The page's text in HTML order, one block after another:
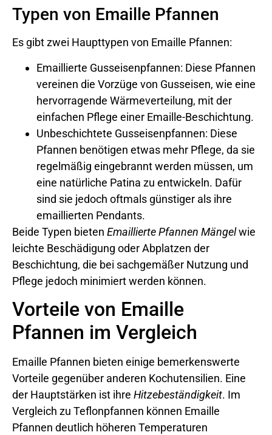
Typen von Emaille Pfannen
Es gibt zwei Haupttypen von Emaille Pfannen:
Emaillierte Gusseisenpfannen: Diese Pfannen
vereinen die Vorzüge von Gusseisen, wie eine
hervorragende Wärmeverteilung, mit der
einfachen Pflege einer Emaille-Beschichtung.
Unbeschichtete Gusseisenpfannen: Diese
Pfannen benötigen etwas mehr Pflege, da sie
regelmäßig eingebrannt werden müssen, um
eine natürliche Patina zu entwickeln. Dafür
sind sie jedoch oftmals günstiger als ihre
emaillierten Pendants.
Beide Typen bieten Emaillierte Pfannen Mängelwie
leichte Beschädigung oder Abplatzen der
Beschichtung, die bei sachgemäßer Nutzung und
Pflege jedoch minimiert werden können.
Vorteile von Emaille
Pfannen im Vergleich
Emaille Pfannen bieten einige bemerkenswerte
Vorteile gegenüber anderen Kochutensilien. Eine
der Hauptstärken ist ihre Hitzebeständigkeit. Im
Vergleich zu Teflonpfannen können Emaille
Pfannen deutlich höheren Temperaturen